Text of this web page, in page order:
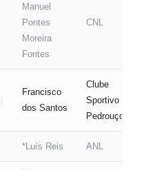
Manuel
Pontes
Moreira
Fontes
CNL
Francisco
dos Santos
Clube
Sportivo de
Pedrouços
*Luís Reis ANL